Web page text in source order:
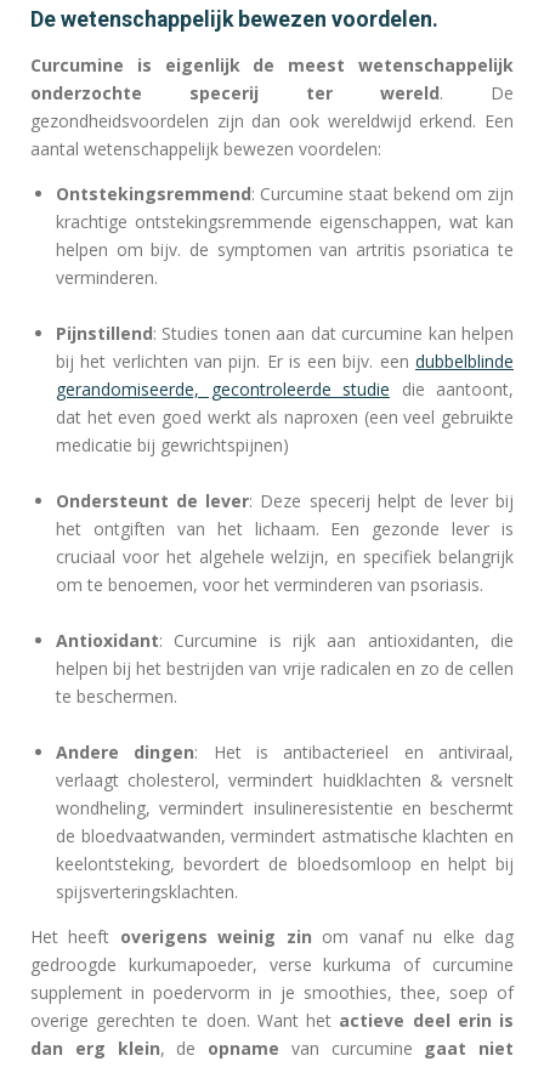
De wetenschappelijk bewezen voordelen.
Curcumine is eigenlijk de meest wetenschappelijk
onderzochte specerij ter wereld. De
gezondheidsvoordelen zijn dan ook wereldwijd erkend. Een
aantal wetenschappelijk bewezen voordelen:
Ontstekingsremmend: Curcumine staat bekend om zijn
krachtige ontstekingsremmende eigenschappen, wat kan
helpen om bijv. de symptomen van artritis psoriatica te
verminderen.
Pijnstillend: Studies tonen aan dat curcumine kan helpen
bij het verlichten van pijn. Er is een bijv. een dubbelblinde
gerandomiseerde, gecontroleerde studie die aantoont,
dat het even goed werkt als naproxen (een veel gebruikte
medicatie bij gewrichtspijnen)
Ondersteunt de lever: Deze specerij helpt de lever bij
het ontgiften van het lichaam. Een gezonde lever is
cruciaal voor het algehele welzijn, en specifiek belangrijk
om te benoemen, voor het verminderen van psoriasis.
Antioxidant: Curcumine is rijk aan antioxidanten, die
helpen bij het bestrijden van vrije radicalen en zo de cellen
te beschermen.
Andere dingen: Het is antibacterieel en antiviraal,
verlaagt cholesterol, vermindert huidklachten & versnelt
wondheling, vermindert insulineresistentie en beschermt
de bloedvaatwanden, vermindert astmatische klachten en
keelontsteking, bevordert de bloedsomloop en helpt bij
spijsverteringsklachten.
Het heeft overigens weinig zin om vanaf nu elke dag
gedroogde kurkumapoeder, verse kurkuma of curcumine
supplement in poedervorm in je smoothies, thee, soep of
overige gerechten te doen. Want het actieve deel erin is
dan erg klein, de opname van curcumine gaat niet